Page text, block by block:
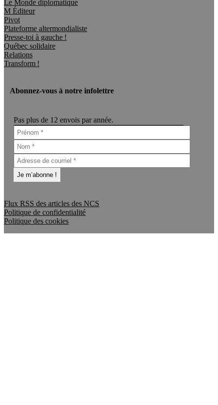
Le Monde diplomatique
M Éditeur
Pivot
Plateforme altermondialiste
Presse-toi à gauche !
Québec solidaire
Relations
Transform !
Abonnez-vous à notre infolettre
Pas plus de 12 envois par année.
Flux RSS des articles des NCS
Politique de confidentialité
Politique des cookies